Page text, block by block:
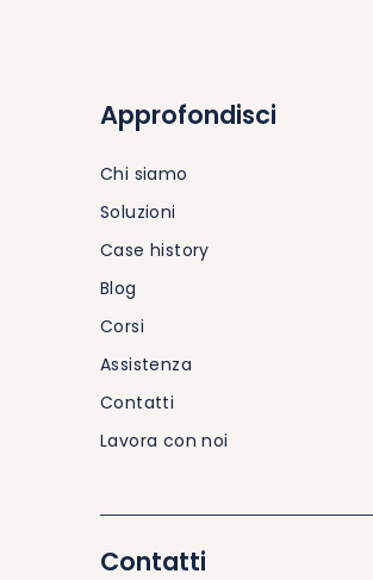
Approfondisci
Chi siamo
Soluzioni
Case history
Blog
Corsi
Assistenza
Contatti
Lavora con noi
Contatti